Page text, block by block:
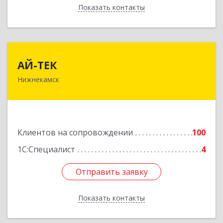
Показать контакты
Назад
АЙ-ТЕК
Нижнекамск
Клиентов на сопровождении
100
1С:Специалист
4
Отправить заявку
Показать контакты
423570, Татарстан Респ, Нижнекамский р-н,
Подробнее
Отправить заявку
Назад